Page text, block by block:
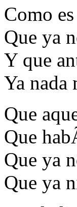
Como
Que ya
Y que
Ya nada
Que
Que
Que ya
Que ya